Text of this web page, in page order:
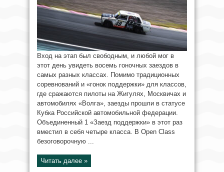
Вход на этап был свободным, и любой мог в
этот день увидеть восемь гоночных заездов в
самых разных классах. Помимо традиционных
соревнований и «гонок поддержки» для классов,
где сражаются пилоты на Жигулях, Москвичах и
автомобилях «Волга», заезды прошли в статусе
Кубка Российской автомобильной федерации.
Объединенный 1 «Заезд поддержки» в этот раз
вместил в себя четыре класса. В Open Class
безоговорочную ...
Читать далее »